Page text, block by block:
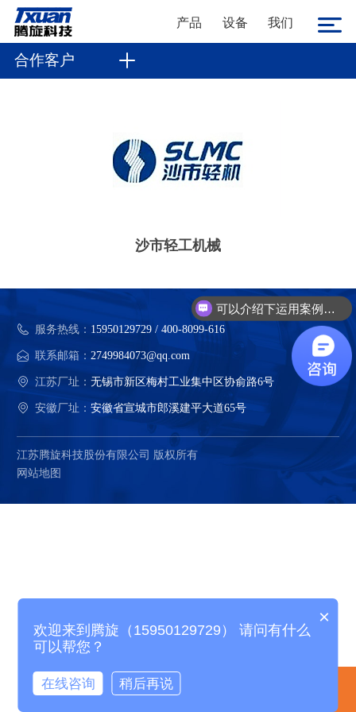
产品 设备 我们
合作客户
沙市轻工机械
服务热线： 15950129729 / 400-8099-616
联系邮箱： 2749984073@qq.com
江苏厂址：无锡市新区梅村工业集中区协俞路6号
安徽厂址：安徽省宣城市郎溪建平大道65号
江苏腾旋科技股份有限公司 版权所有
网站地图
产品中心 精选案例
×
欢迎来到腾旋（15950129729） 请问有什么
可以帮您？
在线咨询 稍后再说